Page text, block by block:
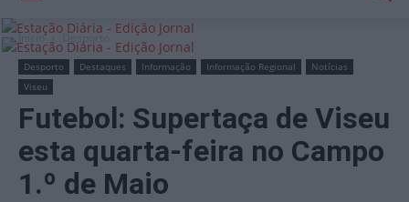
Início Desporto
Desporto Destaques Informação Informação Regional
Notícias
Viseu
Futebol: Supertaça de Viseu
esta quarta-feira no Campo
1.º de Maio